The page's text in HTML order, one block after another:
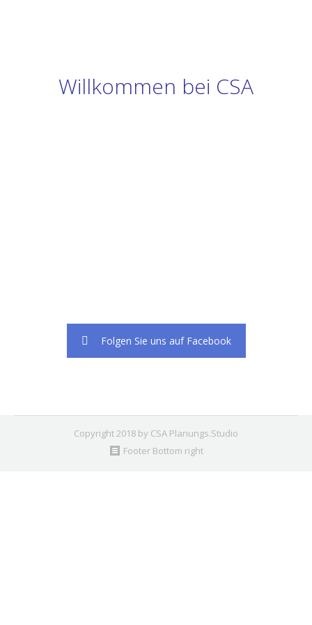
Willkommen bei CSA
Folgen Sie uns auf Facebook
Copyright 2018 by CSA Planungs.Studio
Footer Bottom right